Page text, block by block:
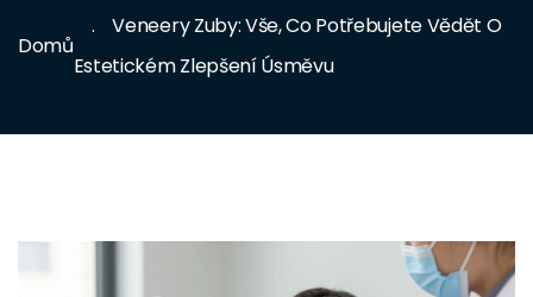
Domů
Veneery Zuby: Vše, Co Potřebujete Vědět O
Estetickém Zlepšení Úsměvu